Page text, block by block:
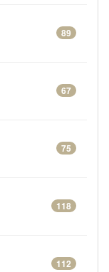
89
67
75
118
112